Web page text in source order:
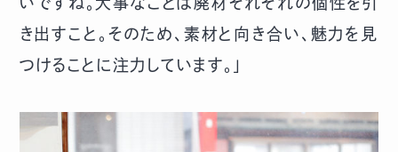
き出すこと。そのため、素材と向き合い、魅力を見
つけることに注力しています。」